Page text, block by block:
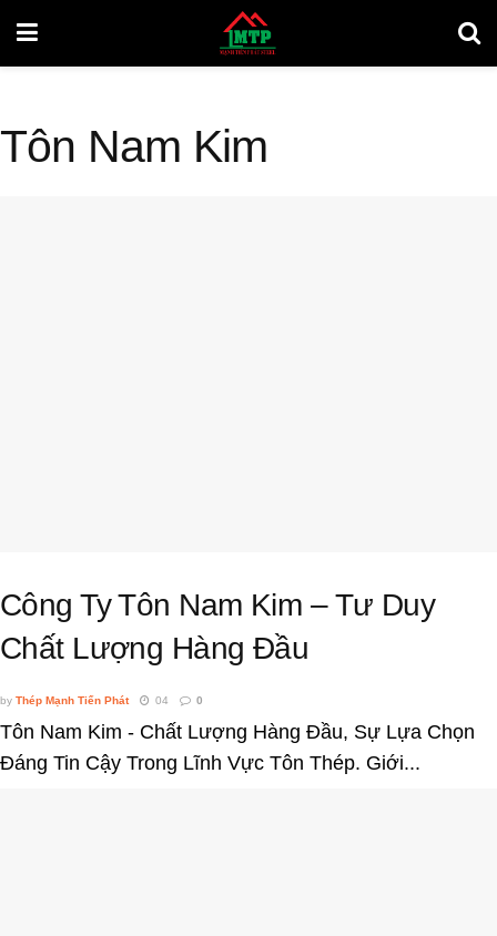
Tôn Nam Kim
Công Ty Tôn Nam Kim – Tư Duy
Chất Lượng Hàng Đầu
by Thép Mạnh Tiến Phát 04 0
Tôn Nam Kim - Chất Lượng Hàng Đầu, Sự Lựa Chọn
Đáng Tin Cậy Trong Lĩnh Vực Tôn Thép. Giới...